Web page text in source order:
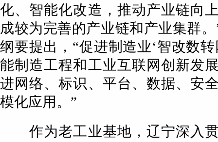
化、智能化改造，推动产业链向
成较为完善的产业链和产业集群。
纲要提出，“促进制造业‘智改数
能制造工程和工业互联网创新发
进网络、标识、平台、数据、安
模化应用。”
作为老工业基地，辽宁深入贯